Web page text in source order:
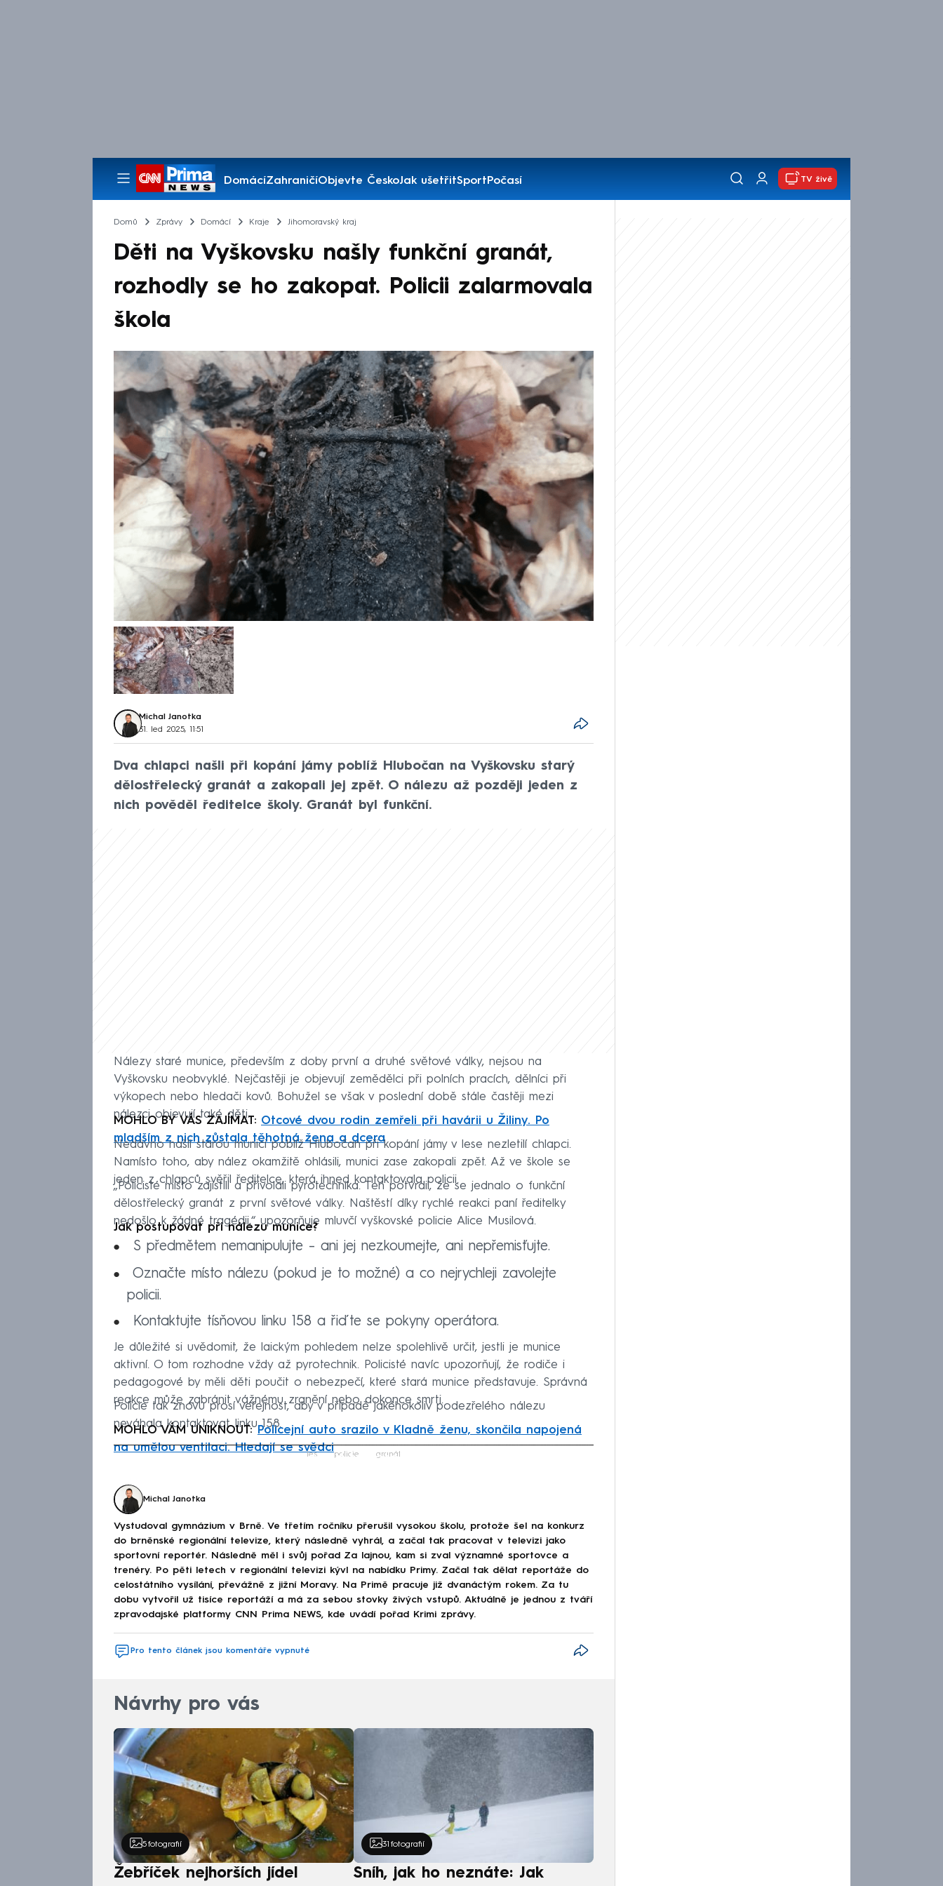
DomácíZahraničíObjevte ČeskoJak ušetřitSportPočasí
Pořady
TV živě
Domů Zprávy Domácí Kraje Jihomoravský kraj
Děti na Vyškovsku našly funkční granát,
rozhodly se ho zakopat. Policii zalarmovala
škola
Michal Janotka
31. led 2025, 11:51
Dva chlapci našli při kopání jámy poblíž Hlubočan na Vyškovsku starý
dělostřelecký granát a zakopali jej zpět. O nálezu až později jeden z
nich pověděl ředitelce školy. Granát byl funkční.
Nálezy staré munice, především z doby první a druhé světové války, nejsou na
Vyškovsku neobvyklé. Nejčastěji je objevují zemědělci při polních pracích, dělníci při
výkopech nebo hledači kovů. Bohužel se však v poslední době stále častěji mezi
nálezci objevují také děti.
MOHLO BY VÁS ZAJÍMAT: Otcové dvou rodin zemřeli při havárii u Žiliny. Po
mladším z nich zůstala těhotná žena a dcera
Nedávno našli starou munici poblíž Hlubočan při kopání jámy v lese nezletilí chlapci.
Namísto toho, aby nález okamžitě ohlásili, munici zase zakopali zpět. Až ve škole se
jeden z chlapců svěřil ředitelce, která ihned kontaktovala policii.
„Policisté místo zajistili a přivolali pyrotechnika. Ten potvrdil, že se jednalo o funkční
dělostřelecký granát z první světové války. Naštěstí díky rychlé reakci paní ředitelky
nedošlo k žádné tragédii,“ upozorňuje mluvčí vyškovské policie Alice Musilová.
Jak postupovat při nálezu munice?
S předmětem nemanipulujte – ani jej nezkoumejte, ani nepřemisťujte.
Označte místo nálezu (pokud je to možné) a co nejrychleji zavolejte
policii.
Kontaktujte tísňovou linku 158 a řiďte se pokyny operátora.
Je důležité si uvědomit, že laickým pohledem nelze spolehlivě určit, jestli je munice
aktivní. O tom rozhodne vždy až pyrotechnik. Policisté navíc upozorňují, že rodiče i
pedagogové by měli děti poučit o nebezpečí, které stará munice představuje. Správná
reakce může zabránit vážnému zranění nebo dokonce smrti.
Policie tak znovu prosí veřejnost, aby v případě jakéhokoliv podezřelého nálezu
neváhala kontaktovat linku 158.
MOHLO VÁM UNIKNOUT: Policejní auto srazilo v Kladně ženu, skončila napojená
na umělou ventilaci. Hledají se svědci
Failed to fetch
les policie granát
Michal Janotka
Vystudoval gymnázium v Brně. Ve třetím ročníku přerušil vysokou školu, protože šel na konkurz
do brněnské regionální televize, který následně vyhrál, a začal tak pracovat v televizi jako
sportovní reportér. Následně měl i svůj pořad Za lajnou, kam si zval významné sportovce a
trenéry. Po pěti letech v regionální televizi kývl na nabídku Primy. Začal tak dělat reportáže do
celostátního vysílání, převážně z jižní Moravy. Na Primě pracuje již dvanáctým rokem. Za tu
dobu vytvořil už tisíce reportáží a má za sebou stovky živých vstupů. Aktuálně je jednou z tváří
zpravodajské platformy CNN Prima NEWS, kde uvádí pořad Krimi zprávy.
Pro tento článek jsou komentáře vypnuté
Návrhy pro vás
5 fotografií
Žebříček nejhorších jídel
31 fotografií
Sníh, jak ho neznáte: Jak